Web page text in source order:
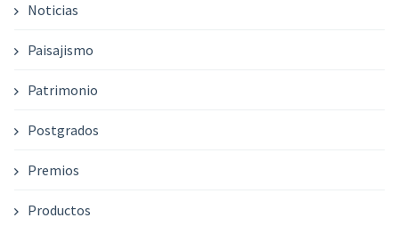
Noticias
Paisajismo
Patrimonio
Postgrados
Premios
Productos